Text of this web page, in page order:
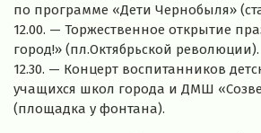
по программе «Дети Чернобыля»
12.00. — Торжественное открытие
город!» (пл.Октябрьской революции).
12.30. — Концерт воспитанников
учащихся школ города и ДМШ
(площадка у фонтана).